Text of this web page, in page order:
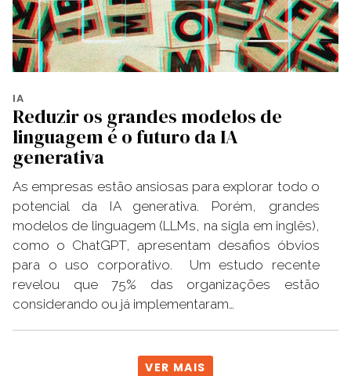
IA
Reduzir os grandes modelos de
linguagem é o futuro da IA
generativa
As empresas estão ansiosas para explorar todo o
potencial da IA generativa. Porém, grandes
modelos de linguagem (LLMs, na sigla em inglês),
como o ChatGPT, apresentam desafios óbvios
para o uso corporativo. Um estudo recente
revelou que 75% das organizações estão
considerando ou já implementaram…
VER MAIS